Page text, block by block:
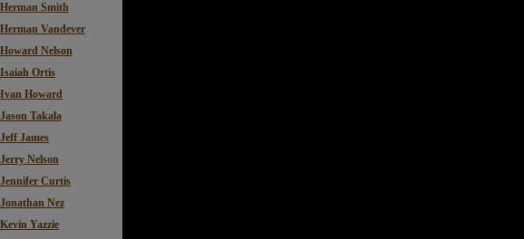
Herman Smith
Herman Vandever
Howard Nelson
Isaiah Ortis
Ivan Howard
Jason Takala
Jeff James
Jerry Nelson
Jennifer Curtis
Jonathan Nez
Kevin Yazzie